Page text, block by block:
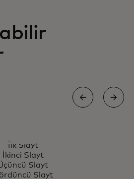
transferi
edinin
İlk Slayt
İkinci Slayt
Slayt
Slayt